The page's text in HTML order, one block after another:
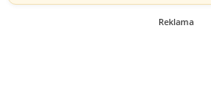
Reklama